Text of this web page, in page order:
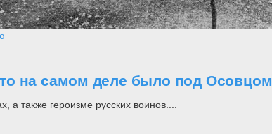
на самом деле было под Осовцом
а также героизме русских воинов....